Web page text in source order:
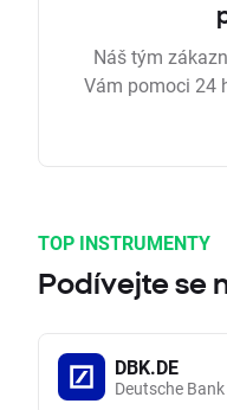
Náš tým
Vám pomoci 24
TOP INSTRUMENTY
Podívejte se
DBK.DE
Deutsche Bank